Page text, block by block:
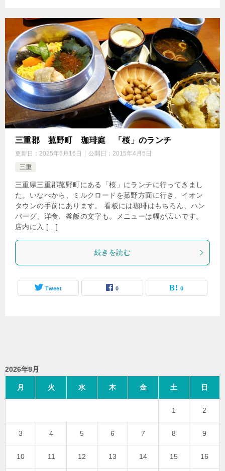
三重郡 菰野町 珈琲庭 「桜」のランチ
更新日： 2025年6月16日 公開日： 2015年4月5日
三重
三重県三重郡菰野町にある「桜」にランチに行ってきまし
た。いなべから、ミルクロードを菰野方面に行き、イオン
タウンの手前にあります。 看板には珈琲はもちろん、ハン
バーグ、洋食、釜飯の文字も。メニューは幅が広いです。
店内に入 […]
続きを読む
Tweet 0 0
2026年8月
月 火 水 木 金 土 日
1 2
3 4 5 6 7 8 9
10 11 12 13 14 15 16